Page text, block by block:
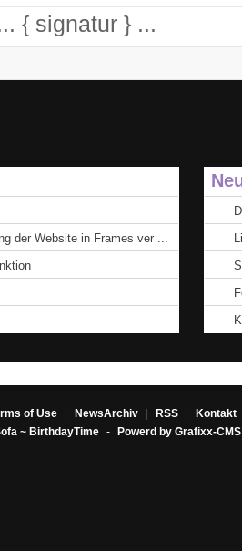
{ signatur } ...
der Website in Frames ver ...
of Use NewsArchiv RSS Kontakt
~ BirthdayTime - Powerd by Grafixx-CMS